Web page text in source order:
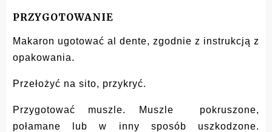
PRZYGOTOWANIE
Makaron ugotować al dente, zgodnie z instrukcją z
opakowania.
Przełożyć na sito, przykryć.
Przygotować muszle. Muszle pokruszone,
połamane lub w inny sposób uszkodzone.